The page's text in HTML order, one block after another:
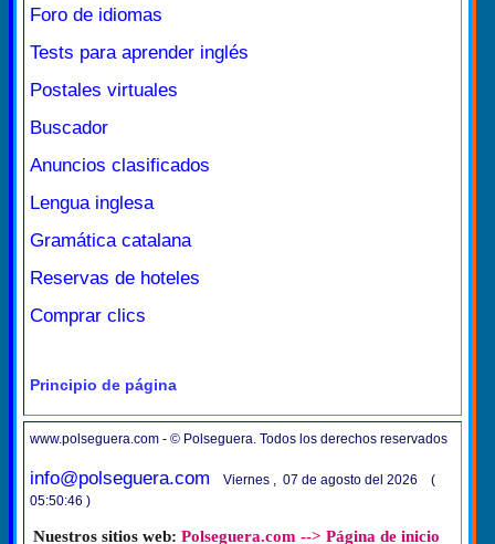
Foro de idiomas
Tests para aprender inglés
Postales virtuales
Buscador
Anuncios clasificados
Lengua inglesa
Gramática catalana
Reservas de hoteles
Comprar clics
Principio de página
www.polseguera.com - © Polseguera. Todos los derechos reservados
info@polseguera.com
Viernes , 07 de agosto del 2026 (
05:50:46 )
Nuestros sitios web: Polseguera.com --> Página de inicio